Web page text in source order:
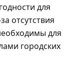
для
отсутствия
для
городских